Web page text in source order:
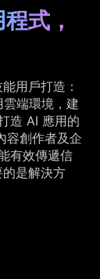
式，
用戶打造：
端環境，建
造 AI 應用的
容創作者及企
有效傳遞信
是解決方